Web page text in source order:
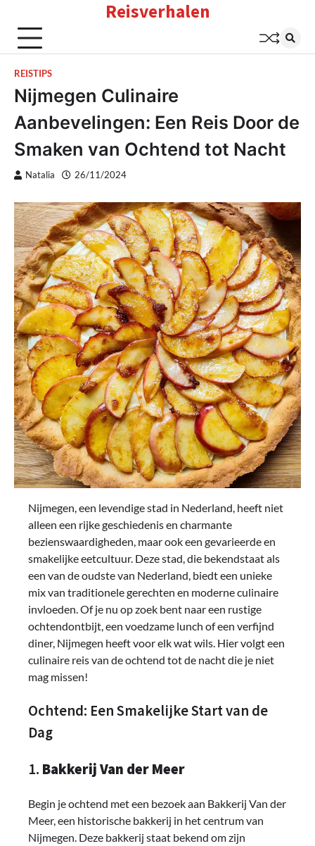
content
Reisverhalen
REISTIPS
Nijmegen Culinaire
Aanbevelingen: Een Reis Door de
Smaken van Ochtend tot Nacht
Natalia 26/11/2024
Nijmegen, een levendige stad in Nederland, heeft niet
alleen een rijke geschiedenis en charmante
bezienswaardigheden, maar ook een gevarieerde en
smakelijke eetcultuur. Deze stad, die bekendstaat als
een van de oudste van Nederland, biedt een unieke
mix van traditionele gerechten en moderne culinaire
invloeden. Of je nu op zoek bent naar een rustige
ochtendontbijt, een voedzame lunch of een verfijnd
diner, Nijmegen heeft voor elk wat wils. Hier volgt een
culinaire reis van de ochtend tot de nacht die je niet
mag missen!
Ochtend: Een Smakelijke Start van de
Dag
1. Bakkerij Van der Meer
Begin je ochtend met een bezoek aan Bakkerij Van der
Meer, een historische bakkerij in het centrum van
Nijmegen. Deze bakkerij staat bekend om zijn